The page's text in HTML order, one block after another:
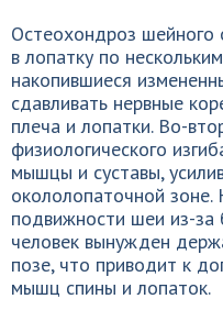
Остеохондроз шейного
в лопатку по
накопившиеся
сдавливать нервные
плеча и лопатки. Во-
физиологического
мышцы и суставы,
окололопаточной зоне.
подвижности шеи из-
человек вынужден
позе, что приводит к
мышц спины и лопаток.